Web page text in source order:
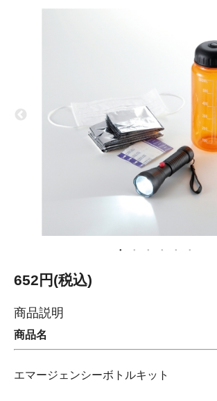
652円(税込)
商品説明
商品名
エマージェンシーボトルキット